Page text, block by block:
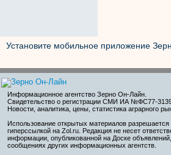
Установите мобильное приложение
Информационное агентство Зерно Он-Лайн
Свидетельство о регистрации СМИ ИА №ФС77-
Новости, аналитика, цены, статистика аграрного
Использование открытых материалов разрешается
гиперссылкой на Zol.ru. Редакция не несет
информации, опубликованной на Доске
сообщениях других информационных агентств.